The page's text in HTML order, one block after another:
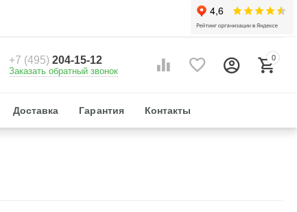
+7 (495)204-15-12
Заказать обратный звонок
0
Доставка Гарантия Контакты